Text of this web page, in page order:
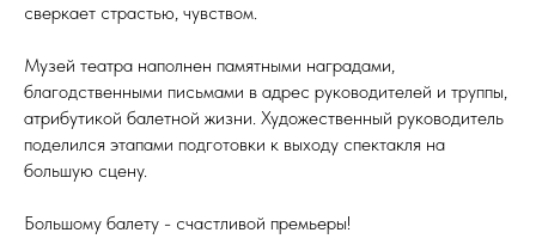
сверкает страстью, чувством.
Музей театра наполнен памятными наградами,
благодственными письмами в адрес руководителей и труппы,
атрибутикой балетной жизни. Художественный руководитель
поделился этапами подготовки к выходу спектакля на
большую сцену.
Большому балету - счастливой премьеры!